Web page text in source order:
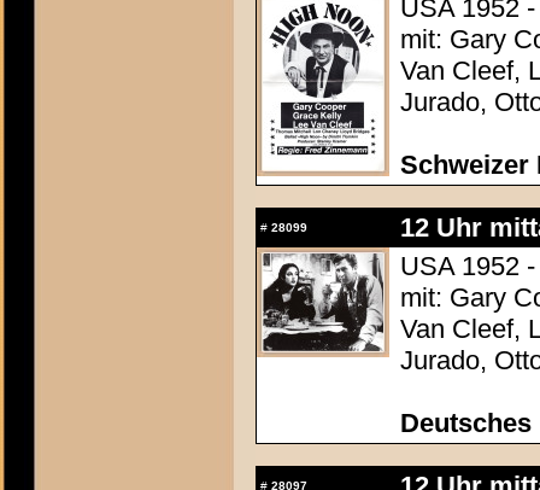
USA 1952
mit: Gary
Van Cleef,
Jurado,
Schweizer
# 28099
12 Uhr
USA 1952
mit: Gary
Van Cleef,
Jurado,
# 28097